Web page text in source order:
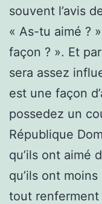
souvent l’avis
« As-tu aimé ?
façon ? ». Et
sera assez
est une façon
possedez un
République
qu’ils ont aimé
qu’ils ont
tout renferment